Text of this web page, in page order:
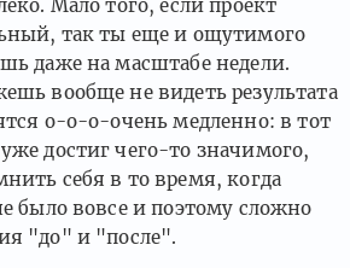
Мало того, если проект
так ты еще и ощутимого
даже на масштабе недели.
вообще не видеть результата
о-о-о-очень медленно: в тот
достиг чего-то значимого,
себя в то время, когда
было вовсе и поэтому сложно
"до" и "после".